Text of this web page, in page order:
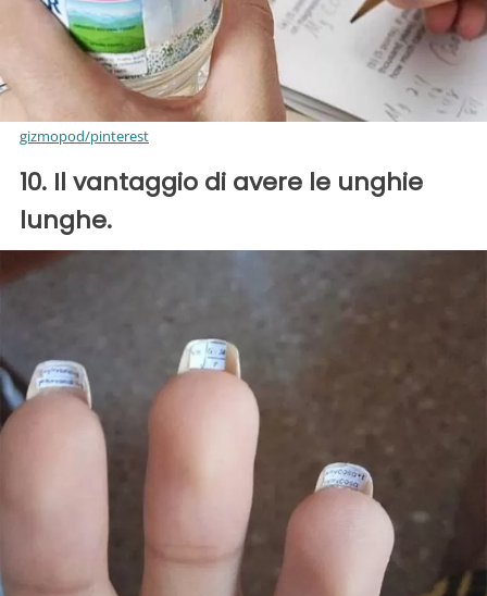
gizmopod/pinterest
10. Il vantaggio di avere le unghie
lunghe.